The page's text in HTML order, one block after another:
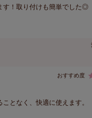
す！取り付けも簡単でした◎
となく、快適に使えます。